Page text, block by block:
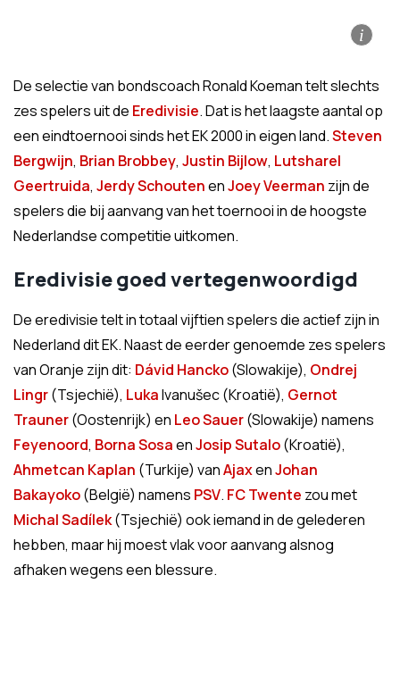
i
De selectie van bondscoach Ronald Koeman telt slechts
zes spelers uit de Eredivisie. Dat is het laagste aantal op
een eindtoernooi sinds het EK 2000 in eigen land.Steven
Bergwijn, Brian Brobbey, Justin Bijlow, Lutsharel
Geertruida, Jerdy SchoutenenJoey Veerman zijn de
spelers die bij aanvang van het toernooi in de hoogste
Nederlandse competitie uitkomen.
Eredivisie goed vertegenwoordigd
De eredivisie telt in totaal vijftien spelers die actief zijn in
Nederland dit EK. Naast de eerder genoemde zes spelers
van Oranje zijn dit: Dávid Hancko(Slowakije), Ondrej
Lingr(Tsjechië), LukaIvanušec (Kroatië), Gernot
Trauner(Oostenrijk) en Leo Sauer(Slowakije) namens
Feyenoord, Borna SosaenJosip Sutalo(Kroatië),
Ahmetcan Kaplan (Turkije) vanAjaxenJohan
Bakayoko(België) namens PSV. FC Twente zou met
MichalSadílek(Tsjechië) ook iemand in de gelederen
hebben, maar hij moest vlak voor aanvang alsnog
afhaken wegens een blessure.